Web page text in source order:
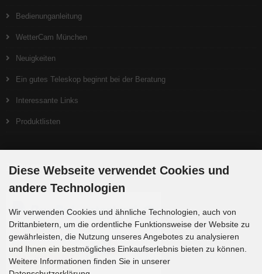
Bedienunganleitung
WetterCam München
Neuigkeiten
Ein gutes Teleskop beginnt bei der Beratung
Interessante Links
Produktlisten
Zahlungsmethoden
Diese Webseite verwendet Cookies und
andere Technologien
Wir verwenden Cookies und ähnliche Technologien, auch von
Drittanbietern, um die ordentliche Funktionsweise der Website zu
gewährleisten, die Nutzung unseres Angebotes zu analysieren
und Ihnen ein bestmögliches Einkaufserlebnis bieten zu können.
Weitere Informationen finden Sie in unserer